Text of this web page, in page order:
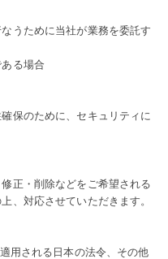
うために当社が業務を委託す
る場合
保のために、セキュリティに
正・削除などをご希望される
、対応させていただきます。
用される日本の法令、その他